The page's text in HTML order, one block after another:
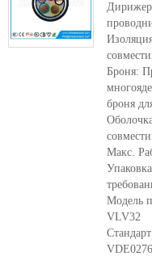
Броня:
броня
Макс.
Модель
VLV32